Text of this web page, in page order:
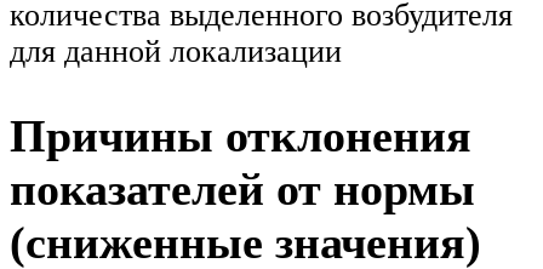
количества выделенного возбудителя
для данной локализации
Причины отклонения
показателей от нормы
(сниженные значения)